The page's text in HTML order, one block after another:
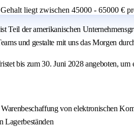
liegt zwischen 45000 - 65000 €
Teil der amerikanischen
und gestalte mit uns das Morgen
bis zum 30. Juni 2028 angeboten, um
von elektronischen
Lagerbeständen